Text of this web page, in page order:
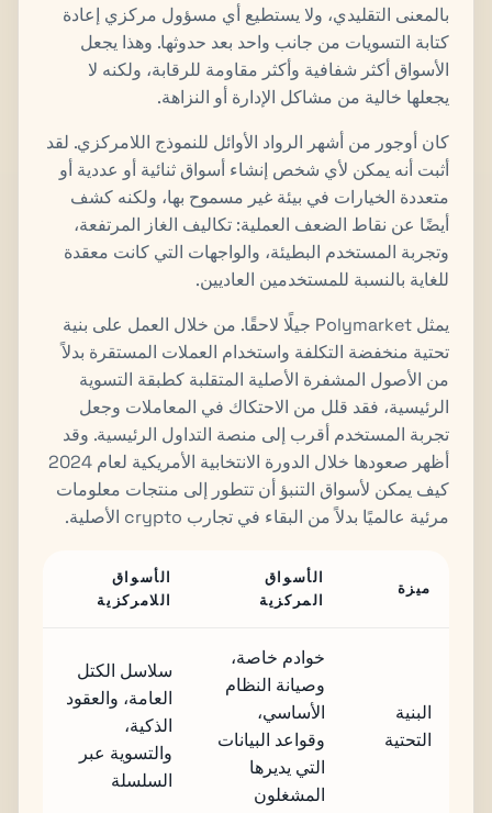
بالمعنى التقليدي، ولا يستطيع أي مسؤول مركزي إعادة
كتابة التسويات من جانب واحد بعد حدوثها. وهذا يجعل
الأسواق أكثر شفافية وأكثر مقاومة للرقابة، ولكنه لا
يجعلها خالية من مشاكل الإدارة أو النزاهة.
كان أوجور من أشهر الرواد الأوائل للنموذج اللامركزي. لقد
أثبت أنه يمكن لأي شخص إنشاء أسواق ثنائية أو عددية أو
متعددة الخيارات في بيئة غير مسموح بها، ولكنه كشف
أيضًا عن نقاط الضعف العملية: تكاليف الغاز المرتفعة،
وتجربة المستخدم البطيئة، والواجهات التي كانت معقدة
للغاية بالنسبة للمستخدمين العاديين.
يمثل Polymarket جيلًا لاحقًا. من خلال العمل على بنية
تحتية منخفضة التكلفة واستخدام العملات المستقرة بدلاً
من الأصول المشفرة الأصلية المتقلبة كطبقة التسوية
الرئيسية، فقد قلل من الاحتكاك في المعاملات وجعل
تجربة المستخدم أقرب إلى منصة التداول الرئيسية. وقد
أظهر صعودها خلال الدورة الانتخابية الأمريكية لعام 2024
كيف يمكن لأسواق التنبؤ أن تتطور إلى منتجات معلومات
مرئية عالميًا بدلاً من البقاء في تجارب crypto الأصلية.
ميزة
الأسواق
المركزية
الأسواق
اللامركزية
البنية
التحتية
خوادم خاصة،
وصيانة النظام
الأساسي،
وقواعد البيانات
التي يديرها
المشغلون
سلاسل الكتل
العامة، والعقود
الذكية،
والتسوية عبر
السلسلة